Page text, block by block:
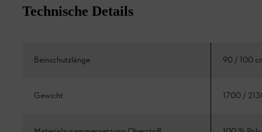
Technische Details
Beinschutzlänge 90 / 100
Gewicht 1700 /